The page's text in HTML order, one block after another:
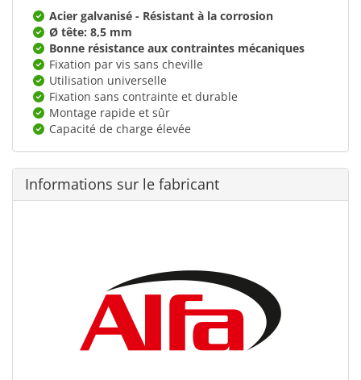
Acier galvanisé - Résistant à la corrosion
Ø tête: 8,5 mm
Bonne résistance aux contraintes mécaniques
Fixation par vis sans cheville
Utilisation universelle
Fixation sans contrainte et durable
Montage rapide et sûr
Capacité de charge élevée
Informations sur le fabricant